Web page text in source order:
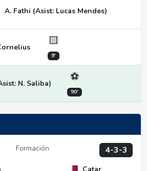
A. Fathi (Asist: Lucas Mendes)
🟨
9'
N. Saliba) ⚽
90'
Formación 4-3-3
Catar